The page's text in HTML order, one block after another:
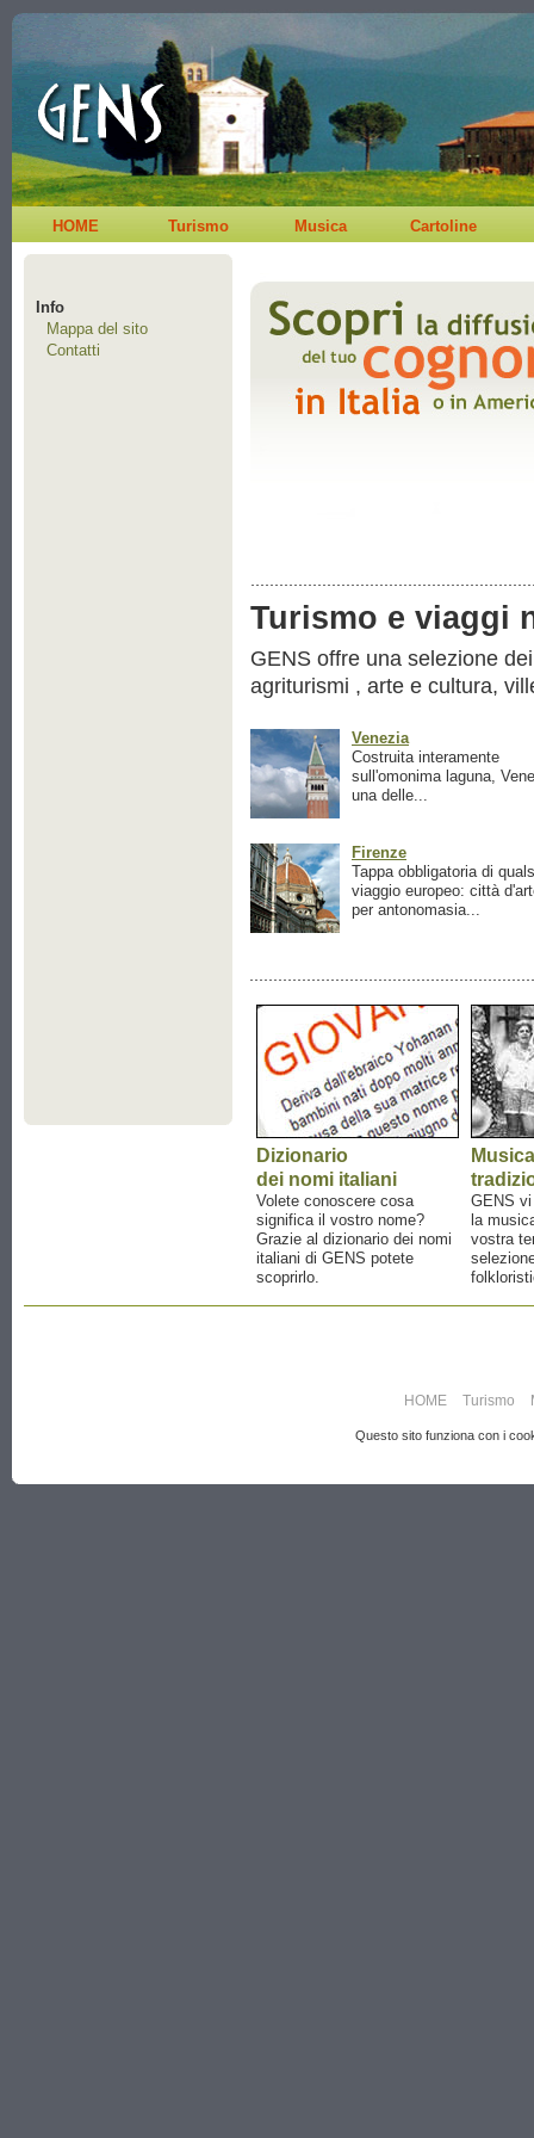
HOME Turismo Musica Cartoline
Info
Mappa del sito
Contatti
Turismo e viaggi
GENS offre una selezione
agriturismi , arte e cultura,
Venezia
Costruita interamente
sull'omonima laguna,
una delle...
Firenze
Tappa obbligatoria di
viaggio europeo: città
per antonomasia...
Dizionario
dei nomi italiani
Volete conoscere cosa
significa il vostro nome?
Grazie al dizionario dei nomi
italiani di GENS potete
scoprirlo.
Musica
GENS
la
vostra
HOME Turismo
Questo sito funziona con i